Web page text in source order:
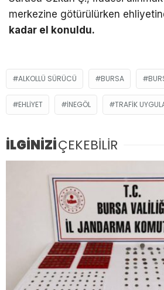
merkezine götürülürken
kadar el konuldu.
ALKOLLÜ SÜRÜCÜ BURSA
EHLIYET İNEGÖL TRAFIK
İLGİNİZİÇEKEBİLİR